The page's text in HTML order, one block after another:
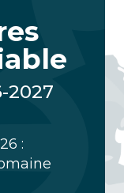
2027
: